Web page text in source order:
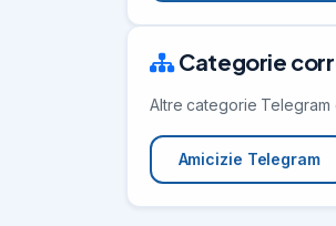
Categorie
Altre categorie
Amicizie Telegram